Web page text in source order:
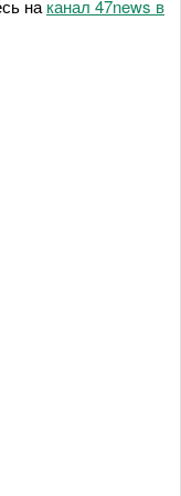
на канал 47news в